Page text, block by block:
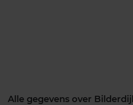
Alle gegevens over